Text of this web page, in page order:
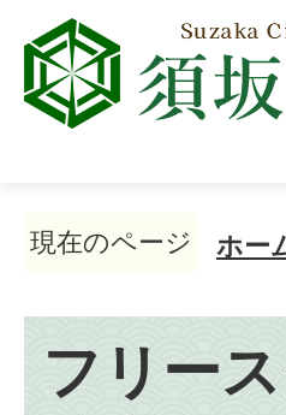
現在のページ ホー
フリー